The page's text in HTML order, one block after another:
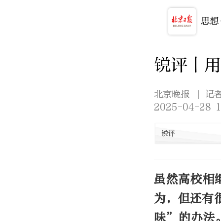
锐评丨
北京晚报
| 记
2025-04-28
锐评
虽然高校
为，但还有
味”的办法